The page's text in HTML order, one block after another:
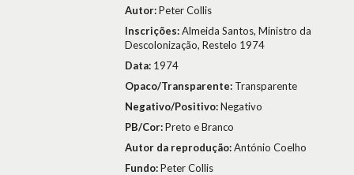
Autor:Peter Collis
Inscrições:Almeida Santos, Ministro da
Descolonização, Restelo 1974
Data: 1974
Opaco/Transparente: Transparente
Negativo/Positivo:Negativo
PB/Cor:Preto e Branco
Autor da reprodução:António Coelho
Fundo:Peter Collis